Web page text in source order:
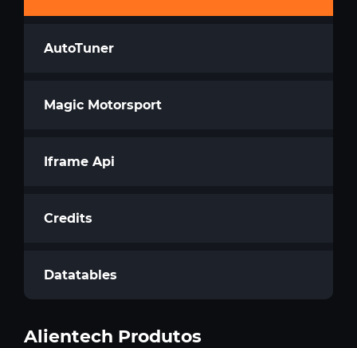
AutoTuner
Magic Motorsport
Iframe Api
Credits
Datatables
Alientech Produtos